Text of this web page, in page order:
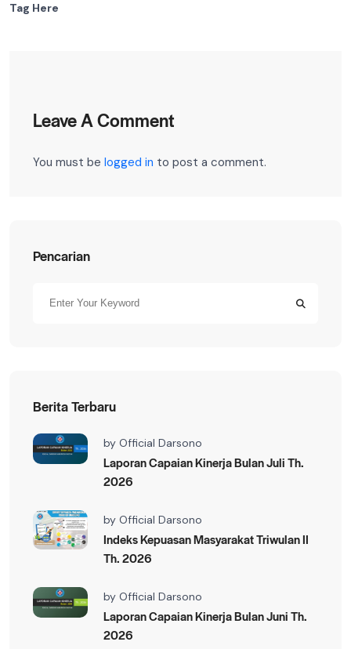
Tag Here
Leave A Comment
You must be logged in to post a comment.
Pencarian
Berita Terbaru
by Official Darsono
Laporan Capaian Kinerja Bulan Juli Th.
2026
by Official Darsono
Indeks Kepuasan Masyarakat Triwulan II
Th. 2026
by Official Darsono
Laporan Capaian Kinerja Bulan Juni Th.
2026